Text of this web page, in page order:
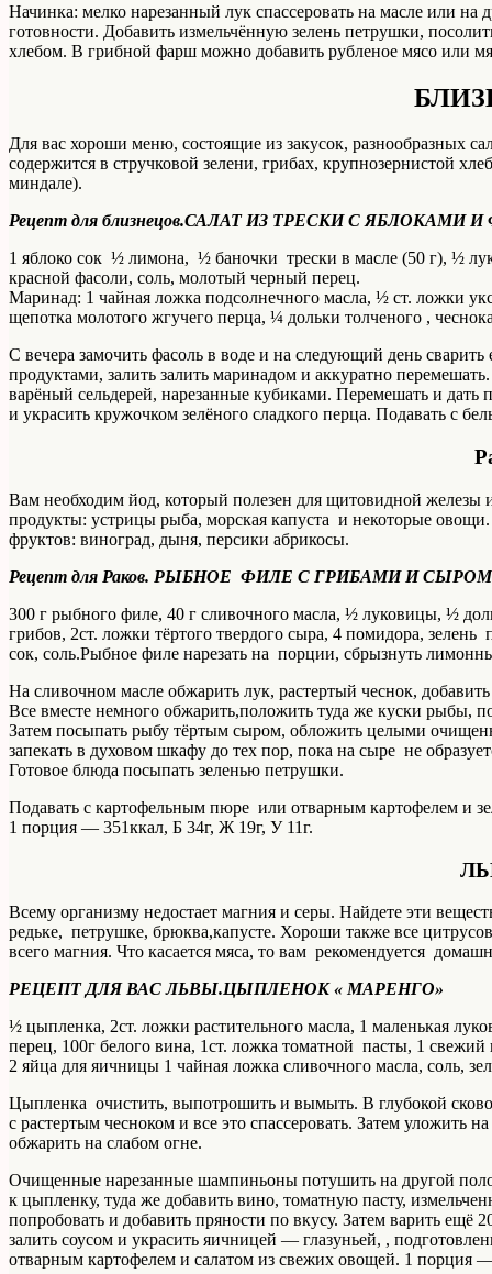
Начинка: мелко нарезанный лук спассеровать на масле или
готовности. Добавить измельчённую зелень петрушки,
хлебом. В грибной фарш можно добавить рубленое мясо или
Для вас хороши меню, состоящие из закусок, разнообразных
содержится в стручковой зелени, грибах, крупнозернистой
миндале).
Рецепт для близнецов.САЛАТ ИЗ ТРЕСКИ С ЯБЛОКАМИ
1 яблоко сок ½ лимона, ½ баночки трески в масле (50 г), ½
красной фасоли, соль, молотый черный перец.
Маринад: 1 чайная ложка подсолнечного масла, ½ ст. ложки
щепотка молотого жгучего перца, ¼ дольки толченого ,
С вечера замочить фасоль в воде и на следующий день
продуктами, залить залить маринадом и аккуратно
варёный сельдерей, нарезанные кубиками. Перемешать и дать
и украсить кружочком зелёного сладкого перца. Подавать с
Вам необходим йод, который полезен для щитовидной железы
продукты: устрицы рыба, морская капуста и некоторые
фруктов: виноград, дыня, персики абрикосы.
Рецепт для Раков. РЫБНОЕ ФИЛЕ С ГРИБАМИ И
300 г рыбного филе, 40 г сливочного масла, ½ луковицы, ½
грибов, 2ст. ложки тёртого твердого сыра, 4 помидора,
сок, соль.Рыбное филе нарезать на порции, сбрызнуть
На сливочном масле обжарить лук, растертый чеснок,
Все вместе немного обжарить,положить туда же куски рыбы,
Затем посыпать рыбу тёртым сыром, обложить целыми
запекать в духовом шкафу до тех пор, пока на сыре не
Готовое блюда посыпать зеленью петрушки.
Подавать с картофельным пюре или отварным картофелем и
1 порция — 351ккал, Б 34г, Ж 19г, У 11г.
Всему организму недостает магния и серы. Найдете эти
редьке, петрушке, брюква,капусте. Хороши также все
всего магния. Что касается мяса, то вам рекомендуется
РЕЦЕПТ ДЛЯ ВАС ЛЬВЫ.ЦЫПЛЕНОК « МАРЕНГО»
½ цыпленка, 2ст. ложки растительного масла, 1 маленькая
перец, 100г белого вина, 1ст. ложка томатной пасты, 1
2 яйца для яичницы 1 чайная ложка сливочного масла, соль,
Цыпленка очистить, выпотрошить и вымыть. В глубокой
с растертым чесноком и все это спассеровать. Затем уложить
обжарить на слабом огне.
Очищенные нарезанные шампиньоны потушить на другой
к цыпленку, туда же добавить вино, томатную пасту,
попробовать и добавить пряности по вкусу. Затем варить
залить соусом и украсить яичницей — глазуньей, ,
отварным картофелем и салатом из свежих овощей. 1 порция